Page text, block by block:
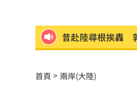
昔赴陸尋根挨轟
劉若雪首度回應！
首頁 兩岸(大陸)